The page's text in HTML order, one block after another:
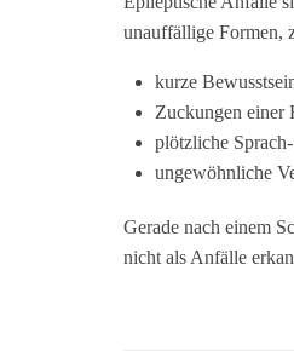
unauffällige Formen,
kurze
Zuckungen einer
plötzliche
ungewöhnliche
Gerade nach einem
nicht als Anfälle